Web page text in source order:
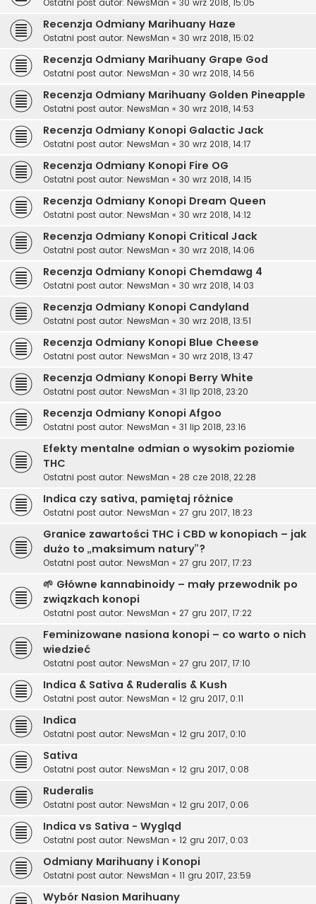
Ostatni post autor: NewsMan « 30 wrz 2018, 15:05
Recenzja Odmiany Marihuany Haze
Ostatni post autor: NewsMan « 30 wrz 2018, 15:02
Recenzja Odmiany Marihuany Grape God
Ostatni post autor: NewsMan « 30 wrz 2018, 14:56
Recenzja Odmiany Marihuany Golden Pineapple
Ostatni post autor: NewsMan « 30 wrz 2018, 14:53
Recenzja Odmiany Konopi Galactic Jack
Ostatni post autor: NewsMan « 30 wrz 2018, 14:17
Recenzja Odmiany Konopi Fire OG
Ostatni post autor: NewsMan « 30 wrz 2018, 14:15
Recenzja Odmiany Konopi Dream Queen
Ostatni post autor: NewsMan « 30 wrz 2018, 14:12
Recenzja Odmiany Konopi Critical Jack
Ostatni post autor: NewsMan « 30 wrz 2018, 14:06
Recenzja Odmiany Konopi Chemdawg 4
Ostatni post autor: NewsMan « 30 wrz 2018, 14:03
Recenzja Odmiany Konopi Candyland
Ostatni post autor: NewsMan « 30 wrz 2018, 13:51
Recenzja Odmiany Konopi Blue Cheese
Ostatni post autor: NewsMan « 30 wrz 2018, 13:47
Recenzja Odmiany Konopi Berry White
Ostatni post autor: NewsMan « 31 lip 2018, 23:20
Recenzja Odmiany Konopi Afgoo
Ostatni post autor: NewsMan « 31 lip 2018, 23:16
Efekty mentalne odmian o wysokim poziomie
THC
Ostatni post autor: NewsMan « 28 cze 2018, 22:28
Indica czy sativa, pamiętaj różnice
Ostatni post autor: NewsMan « 27 gru 2017, 18:23
Granice zawartości THC i CBD w konopiach – jak
dużo to „maksimum natury”?
Ostatni post autor: NewsMan « 27 gru 2017, 17:23
🌱 Główne kannabinoidy – mały przewodnik po
związkach konopi
Ostatni post autor: NewsMan « 27 gru 2017, 17:22
Feminizowane nasiona konopi – co warto o nich
wiedzieć
Ostatni post autor: NewsMan « 27 gru 2017, 17:10
Indica & Sativa & Ruderalis & Kush
Ostatni post autor: NewsMan « 12 gru 2017, 0:11
Indica
Ostatni post autor: NewsMan « 12 gru 2017, 0:10
Sativa
Ostatni post autor: NewsMan « 12 gru 2017, 0:08
Ruderalis
Ostatni post autor: NewsMan « 12 gru 2017, 0:06
Indica vs Sativa - Wygląd
Ostatni post autor: NewsMan « 12 gru 2017, 0:03
Odmiany Marihuany i Konopi
Ostatni post autor: NewsMan « 11 gru 2017, 23:59
Wybór Nasion Marihuany